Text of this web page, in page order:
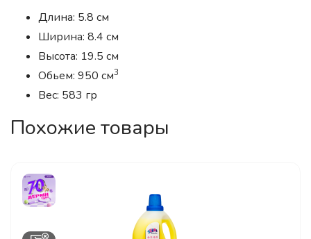
Длина: 5.8 см
Ширина: 8.4 см
Высота: 19.5 см
Обьем: 950 см3
Вес: 583 гр
Похожие товары